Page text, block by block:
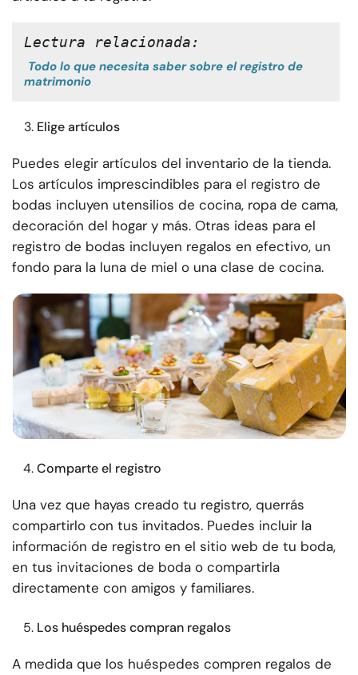
Lectura relacionada:
Todo lo que necesita saber sobre el registro de
matrimonio
Elige artículos
Puedes elegir artículos del inventario de la tienda.
Los artículos imprescindibles para el registro de
bodas incluyen utensilios de cocina, ropa de cama,
decoración del hogar y más. Otras ideas para el
registro de bodas incluyen regalos en efectivo, un
fondo para la luna de miel o una clase de cocina.
Comparte el registro
Una vez que hayas creado tu registro, querrás
compartirlo con tus invitados. Puedes incluir la
información de registro en el sitio web de tu boda,
en tus invitaciones de boda o compartirla
directamente con amigos y familiares.
Los huéspedes compran regalos
A medida que los huéspedes compren regalos de